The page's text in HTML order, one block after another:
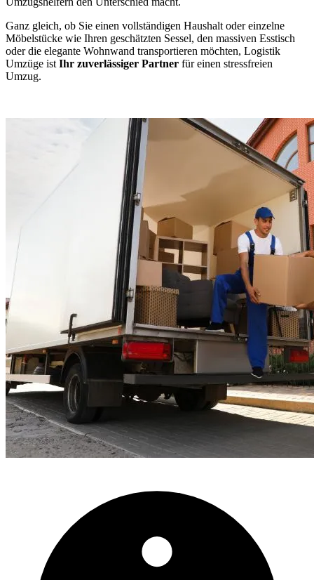
Ganz gleich, ob Sie einen vollständigen Haushalt oder einzelne
Möbelstücke wie Ihren geschätzten Sessel, den massiven Esstisch
oder die elegante Wohnwand transportieren möchten, Logistik
Umzüge ist Ihr zuverlässiger Partner für einen stressfreien
Umzug.